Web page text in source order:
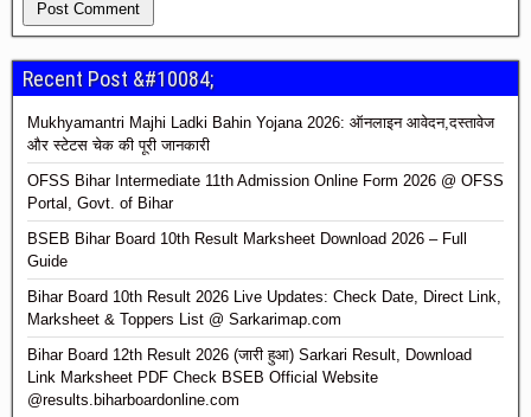
Recent Post &#10084;
Mukhyamantri Majhi Ladki Bahin Yojana 2026: ऑनलाइन आवेदन,दस्तावेज
और स्टेटस चेक की पूरी जानकारी
OFSS Bihar Intermediate 11th Admission Online Form 2026 @ OFSS
Portal, Govt. of Bihar
BSEB Bihar Board 10th Result Marksheet Download 2026 – Full
Guide
Bihar Board 10th Result 2026 Live Updates: Check Date, Direct Link,
Marksheet & Toppers List @ Sarkarimap.com
Bihar Board 12th Result 2026 (जारी हुआ) Sarkari Result, Download
Link Marksheet PDF Check BSEB Official Website
@results.biharboardonline.com